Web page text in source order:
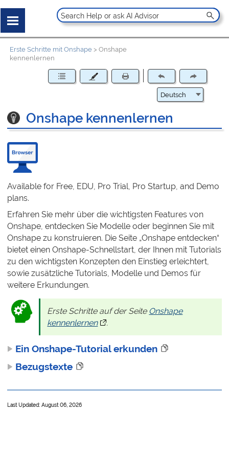
Erste Schritte mit Onshape >Onshape
kennenlernen
Onshape kennenlernen
Available for Free, EDU, Pro Trial, Pro Startup, and Demo
plans.
Erfahren Sie mehr über die wichtigsten Features von
Onshape, entdecken Sie Modelle oder beginnen Sie mit
Onshape zu konstruieren. Die Seite „Onshape entdecken“
bietet einen Onshape-Schnellstart, der Ihnen mit Tutorials
zu den wichtigsten Konzepten den Einstieg erleichtert,
sowie zusätzliche Tutorials, Modelle und Demos für
weitere Erkundungen.
Erste Schritte auf der Seite Onshape
kennenlernen
.
Ein Onshape-Tutorial erkunden
Bezugstexte
Last Updated: August 06, 2026